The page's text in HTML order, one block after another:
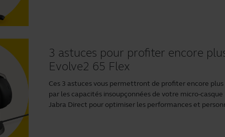
3 astuces pour profiter encore
Evolve2 65 Flex
Ces 3 astuces vous permettront de profiter encore
par les capacités insoupçonnées de votre micro-
Jabra Direct pour optimiser les performances et